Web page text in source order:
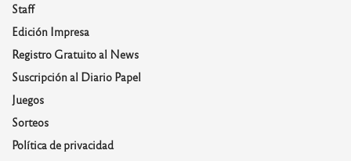
Staff
Edición Impresa
Registro Gratuito al News
Suscripción al Diario Papel
Juegos
Sorteos
Política de privacidad